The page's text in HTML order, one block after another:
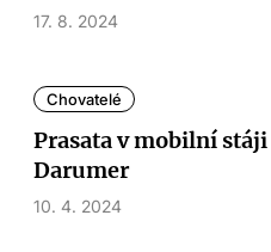
17. 8. 2024
Chovatelé
Prasata v mobilní
Darumer
10. 4. 2024